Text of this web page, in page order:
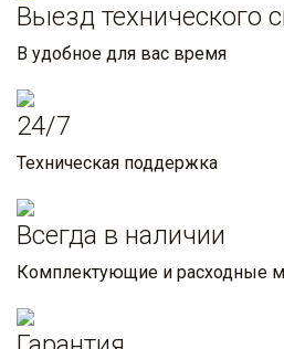
Выезд технического
В удобное для вас время
24/7
Техническая поддержка
Всегда в наличии
Комплектующие и расходные